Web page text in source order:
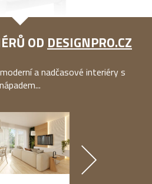
OD DESIGNPRO.CZ
a nadčasové interiéry s
nápadem...